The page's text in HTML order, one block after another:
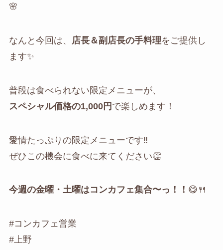
🌸
なんと今回は、 店長＆副店長の手料理をご提供し
ます✨
普段は食べられない限定メニューが、
スペシャル価格の1,000円 で楽しめます！
愛情たっぷりの限定メニューです‼️
ぜひこの機会に食べに来てください👏
今週の金曜・土曜はコンカフェ集合〜っ！！ 😋🍴
#コンカフェ営業
#上野